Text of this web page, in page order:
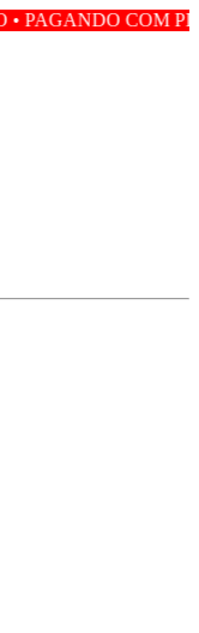
PIX VOCÊ GANHA